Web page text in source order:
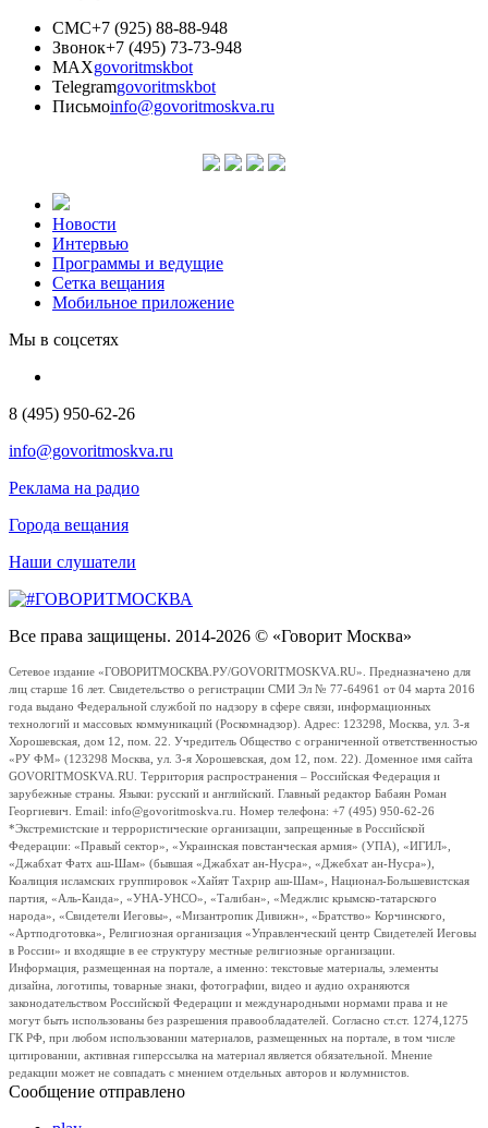
СМС+7 (925) 88-88-948
Звонок+7 (495) 73-73-948
MAXgovoritmskbot
Telegramgovoritmskbot
Письмоinfo@govoritmoskva.ru
Новости
Интервью
Программы и ведущие
Сетка вещания
Мобильное приложение
Мы в соцсетях
8 (495) 950-62-26
info@govoritmoskva.ru
Реклама на радио
Города вещания
Наши слушатели
Все права защищены. 2014-2026 © «Говорит Москва»
Сетевое издание «ГОВОРИТМОСКВА.РУ/GOVORITMOSKVA.RU». Предназначено для
лиц старше 16 лет. Свидетельство о регистрации СМИ Эл № 77-64961 от 04 марта 2016
года выдано Федеральной службой по надзору в сфере связи, информационных
технологий и массовых коммуникаций (Роскомнадзор). Адрес: 123298, Москва, ул. 3-я
Хорошевская, дом 12, пом. 22. Учредитель Общество с ограниченной ответственностью
«РУ ФМ» (123298 Москва, ул. 3-я Хорошевская, дом 12, пом. 22). Доменное имя сайта
GOVORITMOSKVA.RU. Территория распространения – Российская Федерация и
зарубежные страны. Языки: русский и английский. Главный редактор Бабаян Роман
Георгиевич. Email: info@govoritmoskva.ru. Номер телефона: +7 (495) 950-62-26
*Экстремистские и террористические организации, запрещенные в Российской
Федерации: «Правый сектор», «Украинская повстанческая армия» (УПА), «ИГИЛ»,
«Джабхат Фатх аш-Шам» (бывшая «Джабхат ан-Нусра», «Джебхат ан-Нусра»),
Коалиция исламских группировок «Хайят Тахрир аш-Шам», Национал-Большевистская
партия, «Аль-Каида», «УНА-УНСО», «Талибан», «Меджлис крымско-татарского
народа», «Свидетели Иеговы», «Мизантропик Дивижн», «Братство» Корчинского,
«Артподготовка», Религиозная организация «Управленческий центр Свидетелей Иеговы
в России» и входящие в ее структуру местные религиозные организации.
Информация, размещенная на портале, а именно: текстовые материалы, элементы
дизайна, логотипы, товарные знаки, фотографии, видео и аудио охраняются
законодательством Российской Федерации и международными нормами права и не
могут быть использованы без разрешения правообладателей. Согласно ст.ст. 1274,1275
ГК РФ, при любом использовании материалов, размещенных на портале, в том числе
цитировании, активная гиперссылка на материал является обязательной. Мнение
редакции может не совпадать с мнением отдельных авторов и колумнистов.
Сообщение отправлено